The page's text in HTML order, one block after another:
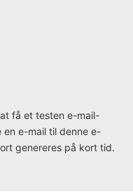
få et testen e-mail-
en e-mail til denne e-
genereres på kort tid.